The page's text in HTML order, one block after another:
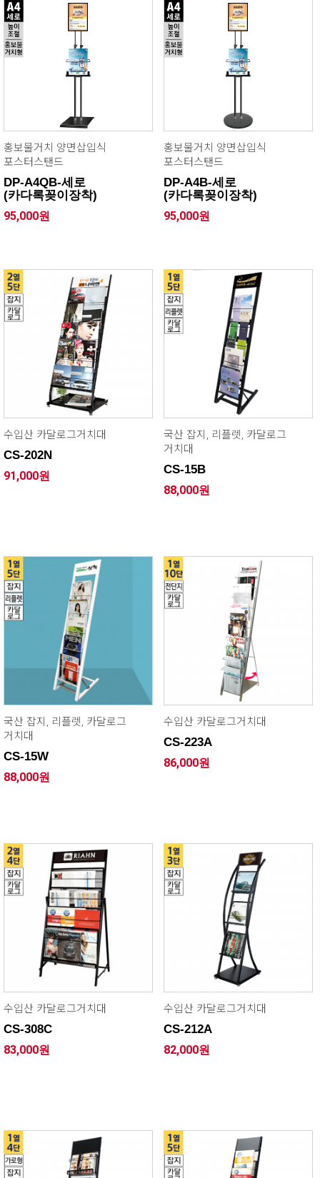
홍보물거치 양면삽입식
포스터스탠드
DP-A4QB-세로
(카다록꽂이장착)
95,000원
홍보물거치 양면삽입식
포스터스탠드
DP-A4B-세로
(카다록꽂이장착)
95,000원
수입산 카달로그거치대
CS-202N
91,000원
국산 잡지, 리플렛, 카달로그
거치대
CS-15B
88,000원
국산 잡지, 리플렛, 카달로그
거치대
CS-15W
88,000원
수입산 카달로그거치대
CS-223A
86,000원
수입산 카달로그거치대
CS-308C
83,000원
수입산 카달로그거치대
CS-212A
82,000원